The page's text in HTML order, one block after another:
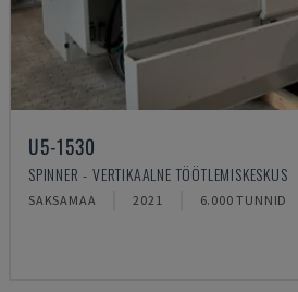
U5-1530
SPINNER - VERTIKAALNE TÖÖTLEMISKESKUS
SAKSAMAA 2021 6.000 TUNNID